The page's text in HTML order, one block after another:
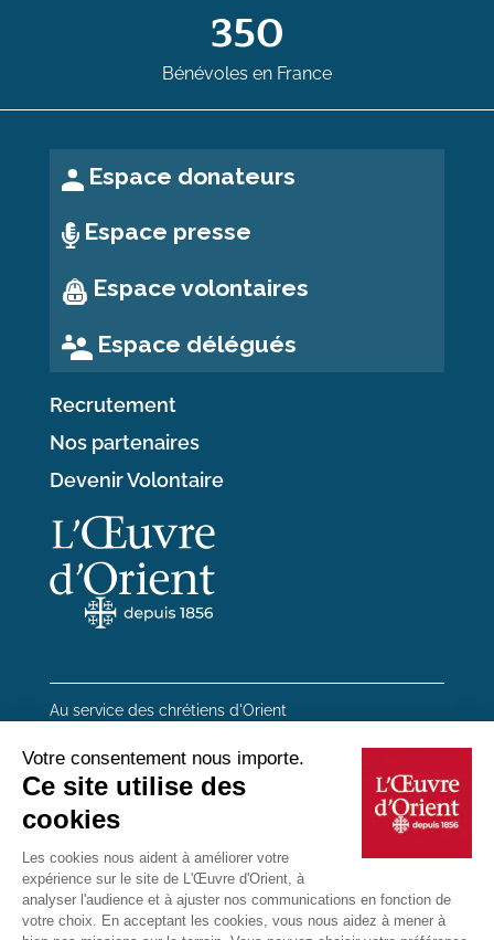
350
Bénévoles en France
Espace donateurs
Espace presse
Espace volontaires
Espace délégués
Recrutement
Nos partenaires
Devenir Volontaire
Au service des chrétiens d'Orient
20 rue du Regard 75006 Paris